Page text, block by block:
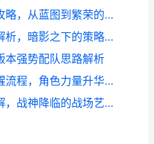
明日方舟终末地基地建造攻略，从蓝图到繁荣的生存之道
炉石传说深暗领域扩展包解析，暗影之下的策略革新
本强势配队思路解析
穿越火线手游角色技能觉醒流程，角色力量升华之路
永劫无间岳山变身技巧详解，战神降临的战场艺术